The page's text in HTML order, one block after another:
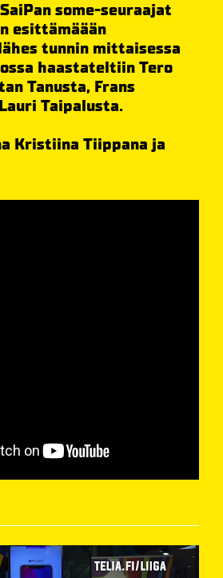
some-seuraajat
esittämäään
tunnin mittaisessa
haastateltiin Tero
Tanusta, Frans
Taipalusta.
Kristiina Tiippana ja